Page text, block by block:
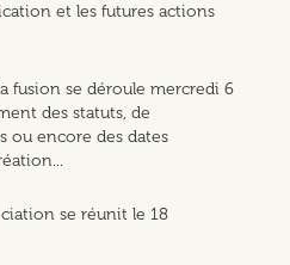
et les futures actions
fusion se déroule mercredi 6
des statuts, de
ou encore des dates
se réunit le 18